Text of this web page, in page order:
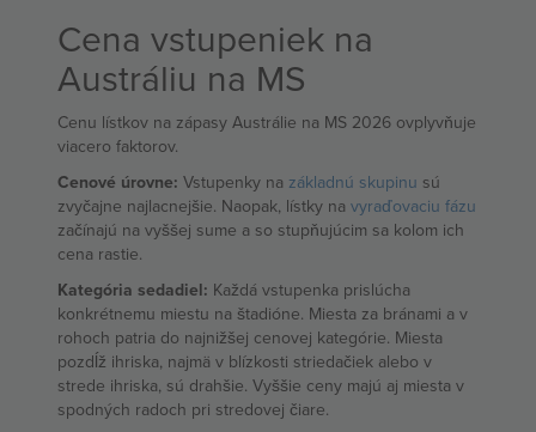
Cena vstupeniek na
Austráliu na MS
Cenu lístkov na zápasy Austrálie na MS 2026 ovplyvňuje
viacero faktorov.
Cenové úrovne: Vstupenky na základnú skupinu sú
zvyčajne najlacnejšie. Naopak, lístky na vyraďovaciu fázu
začínajú na vyššej sume a so stupňujúcim sa kolom ich
cena rastie.
Kategória sedadiel: Každá vstupenka prislúcha
konkrétnemu miestu na štadióne. Miesta za bránami a v
rohoch patria do najnižšej cenovej kategórie. Miesta
pozdĺž ihriska, najmä v blízkosti striedačiek alebo v
strede ihriska, sú drahšie. Vyššie ceny majú aj miesta v
spodných radoch pri stredovej čiare.